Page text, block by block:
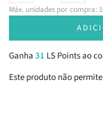
Máx. unidades por compra:
Ganha31 LS Points ao
Este produto não